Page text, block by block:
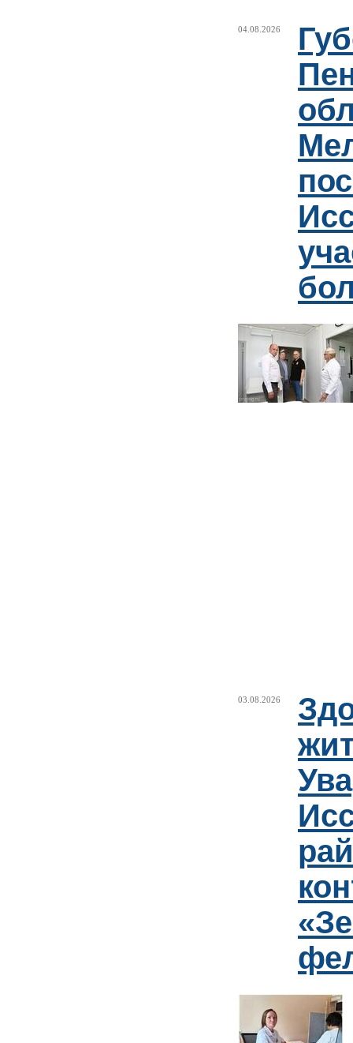
04.08.2026
03.08.2026